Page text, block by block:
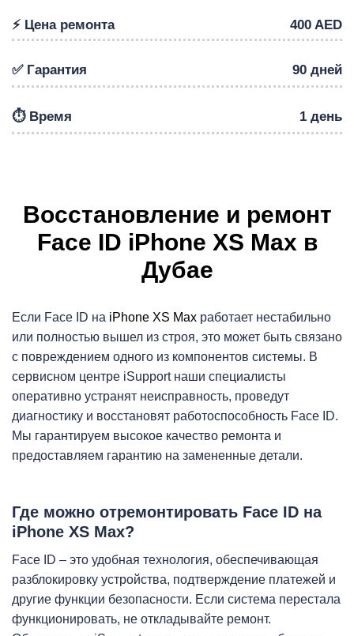
⚡️ Цена ремонта 400 AED
✅ Гарантия 90 дней
⏱️ Время 1 день
Восстановление и ремонт
Face ID iPhone XS Max в
Дубае
Если Face ID на iPhone XS Max работает нестабильно
или полностью вышел из строя, это может быть связано
с повреждением одного из компонентов системы. В
сервисном центре iSupport наши специалисты
оперативно устранят неисправность, проведут
диагностику и восстановят работоспособность Face ID.
Мы гарантируем высокое качество ремонта и
предоставляем гарантию на замененные детали.
Где можно отремонтировать Face ID на
iPhone XS Max?
Face ID – это удобная технология, обеспечивающая
разблокировку устройства, подтверждение платежей и
другие функции безопасности. Если система перестала
функционировать, не откладывайте ремонт.